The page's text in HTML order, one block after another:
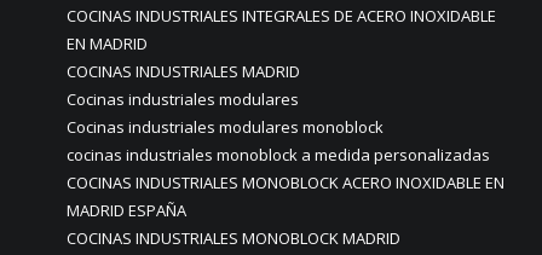
COCINAS INDUSTRIALES INTEGRALES DE ACERO INOXIDABLE
EN MADRID
COCINAS INDUSTRIALES MADRID
Cocinas industriales modulares
Cocinas industriales modulares monoblock
cocinas industriales monoblock a medida personalizadas
COCINAS INDUSTRIALES MONOBLOCK ACERO INOXIDABLE EN
MADRID ESPAÑA
COCINAS INDUSTRIALES MONOBLOCK MADRID